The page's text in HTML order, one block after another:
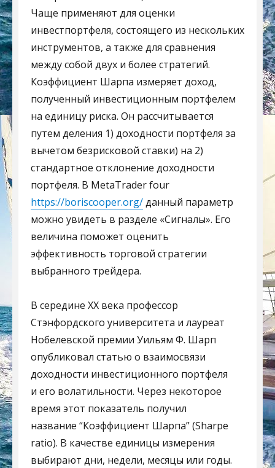
Чаще применяют для оценки
инвестпортфеля, состоящего из нескольких
инструментов, а также для сравнения
между собой двух и более стратегий.
Коэффициент Шарпа измеряет доход,
полученный инвестиционным портфелем
на единицу риска. Он рассчитывается
путем деления 1) доходности портфеля за
вычетом безрисковой ставки) на 2)
стандартное отклонение доходности
портфеля. В MetaTrader four
https://boriscooper.org/данный параметр
можно увидеть в разделе «Сигналы». Его
величина поможет оценить
эффективность торговой стратегии
выбранного трейдера.
В середине XX века профессор
Стэнфордского университета и лауреат
Нобелевской премии Уильям Ф. Шарп
опубликовал статью о взаимосвязи
доходности инвестиционного портфеля
и его волатильности. Через некоторое
время этот показатель получил
название “Коэффициент Шарпа” (Sharpe
ratio). В качестве единицы измерения
выбирают дни, недели, месяцы или годы.